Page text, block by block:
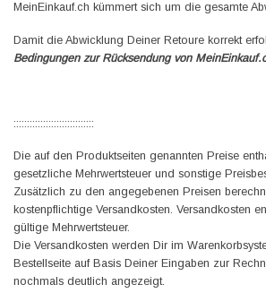
MeinEinkauf.ch kümmert sich um die gesamte
Damit die Abwicklung Deiner Retoure korrekt
Bedingungen zur Rücksendung von
::::::::::::::::::::::::::::::
Die auf den Produktseiten genannten Preise
gesetzliche Mehrwertsteuer und sonstige
Zusätzlich zu den angegebenen Preisen
kostenpflichtige Versandkosten. Versandkosten
gültige Mehrwertsteuer.
Die Versandkosten werden Dir im
Bestellseite auf Basis Deiner Eingaben zur
nochmals deutlich angezeigt.